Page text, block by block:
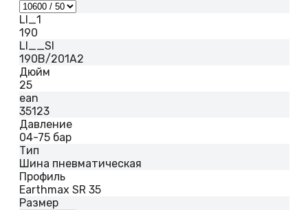
LI_1
190
LI__SI
190B/201A2
Дюйм
25
ean
35123
Давление
04-75 бар
Тип
Шина пневматическая
Профиль
Earthmax SR 35
Размер